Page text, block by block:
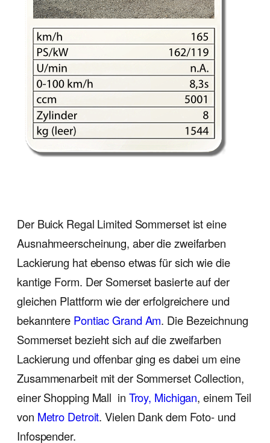
Der Buick Regal Limited Sommerset ist eine
Ausnahmeerscheinung, aber die zweifarben
Lackierung hat ebenso etwas für sich wie die
kantige Form. Der Somerset basierte auf der
gleichen Plattform wie der erfolgreichere und
bekanntere Pontiac Grand Am. Die Bezeichnung
Sommerset bezieht sich auf die zweifarben
Lackierung und offenbar ging es dabei um eine
Zusammenarbeit mit der Sommerset Collection,
einer Shopping Mall in Troy, Michigan, einem Teil
von Metro Detroit. Vielen Dank dem Foto- und
Infospender.